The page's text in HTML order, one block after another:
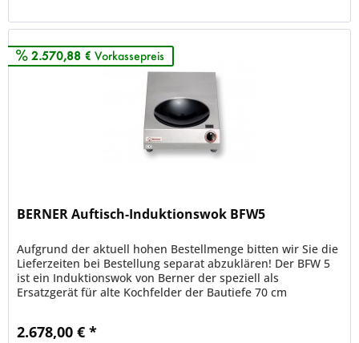
2.570,88 € Vorkassepreis
BERNER Auftisch-Induktionswok BFW5
Aufgrund der aktuell hohen Bestellmenge bitten wir Sie die
Lieferzeiten bei Bestellung separat abzuklären! Der BFW 5
ist ein Induktionswok von Berner der speziell als
Ersatzgerät für alte Kochfelder der Bautiefe 70 cm
2.678,00 € *